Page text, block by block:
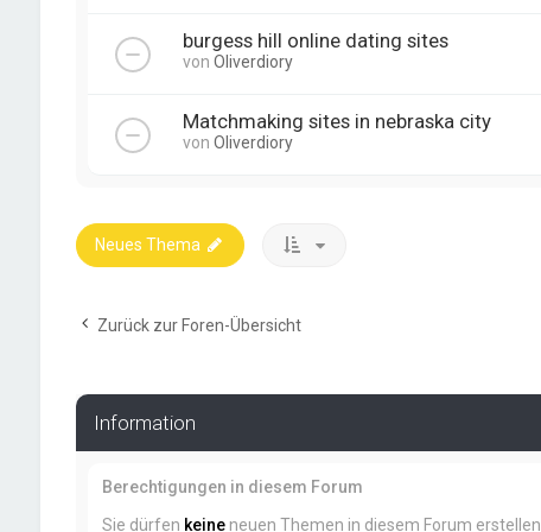
burgess hill online dating sites
von Oliverdiory
Matchmaking sites in nebraska city
von Oliverdiory
Neues Thema
Zurück zur Foren-Übersicht
Information
Berechtigungen in diesem Forum
Sie dürfen keineneuen Themen in diesem Forum erstellen.